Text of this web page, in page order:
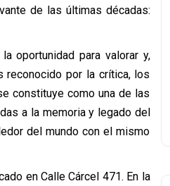
de las últimas décadas:
oportunidad para valorar y,
reconocido por la crítica, los
constituye como una de las
a la memoria y legado del
del mundo con el mismo
en Calle Cárcel 471. En la